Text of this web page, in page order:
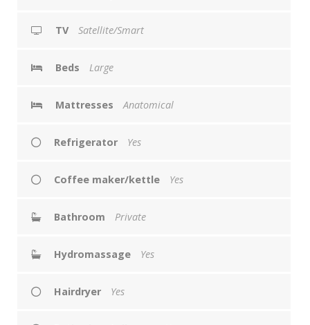
TV Satellite/Smart
Beds Large
Mattresses Anatomical
Refrigerator Yes
Coffee maker/kettle Yes
Bathroom Private
Hydromassage Yes
Hairdryer Yes